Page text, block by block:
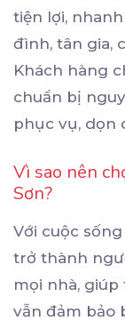
tiện lợi,
đình, tân gia,
Khách hàng
chuẩn bị
phục vụ, dọn
Vì sao nên
Sơn?
Với cuộc
trở thành
mọi nhà,
vẫn đảm bảo